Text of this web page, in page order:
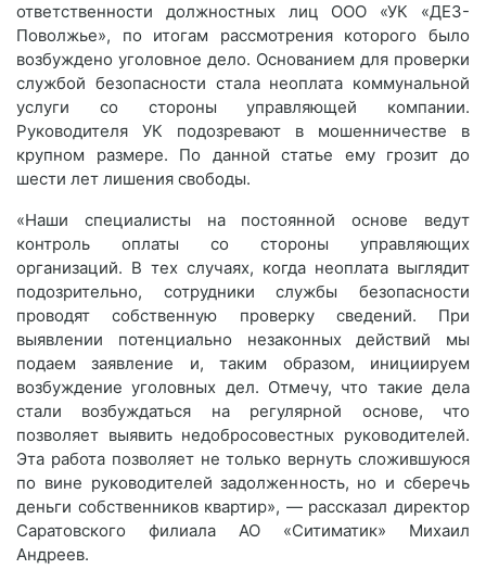
ответственности должностных лиц ООО «УК «ДЕЗ-
Поволжье», по итогам рассмотрения которого было
возбуждено уголовное дело. Основанием для проверки
службой безопасности стала неоплата коммунальной
услуги со стороны управляющей компании.
Руководителя УК подозревают в мошенничестве в
крупном размере. По данной статье ему грозит до
шести лет лишения свободы.
«Наши специалисты на постоянной основе ведут
контроль оплаты со стороны управляющих
организаций. В тех случаях, когда неоплата выглядит
подозрительно, сотрудники службы безопасности
проводят собственную проверку сведений. При
выявлении потенциально незаконных действий мы
подаем заявление и, таким образом, инициируем
возбуждение уголовных дел. Отмечу, что такие дела
стали возбуждаться на регулярной основе, что
позволяет выявить недобросовестных руководителей.
Эта работа позволяет не только вернуть сложившуюся
по вине руководителей задолженность, но и сберечь
деньги собственников квартир», — рассказал директор
Саратовского филиала АО «Ситиматик» Михаил
Андреев.